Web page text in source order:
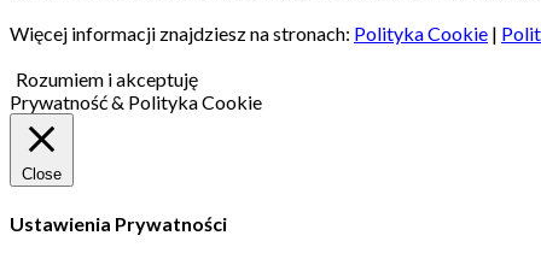
Więcej informacji znajdziesz na stronach: Polityka Cookie |
Rozumiem i akceptuję
Prywatność & Polityka Cookie
Close
Ustawienia Prywatności